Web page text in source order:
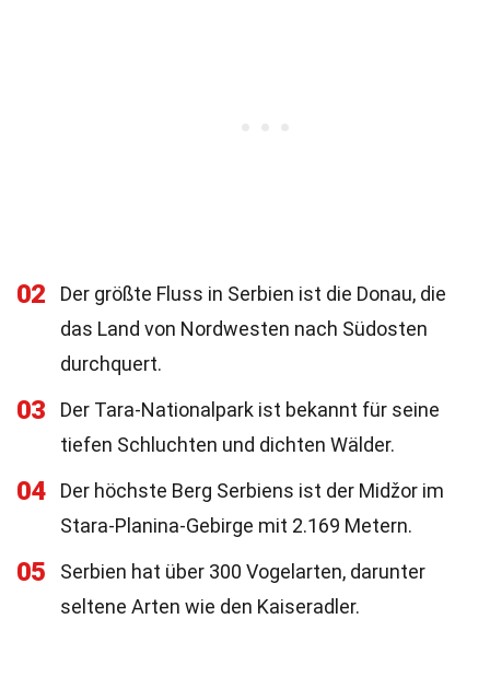
02
Der größte Fluss in Serbien ist die Donau, die
das Land von Nordwesten nach Südosten
durchquert.
03
Der Tara-Nationalpark ist bekannt für seine
tiefen Schluchten und dichten Wälder.
04
Der höchste Berg Serbiens ist der Midžor im
Stara-Planina-Gebirge mit 2.169 Metern.
05
Serbien hat über 300 Vogelarten, darunter
seltene Arten wie den Kaiseradler.